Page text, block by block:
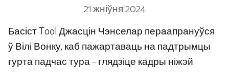
21 жніўня 2024
Басіст Tool Джасцін Чэнселар пераапрануўся
ў Вілі Вонку, каб пажартаваць на падтрымцы
гурта падчас тура – ​​глядзіце кадры ніжэй.